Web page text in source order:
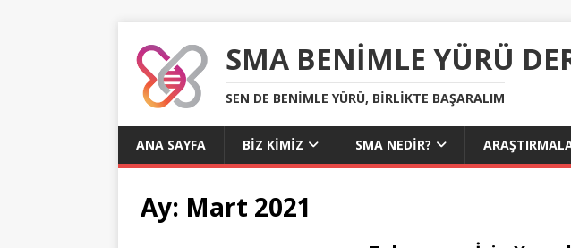
SMA BENIMLE YÜRÜ
SEN DE BENIMLE YÜRÜ, BIRLIKTE BAŞARALIM
ANA SAYFA BIZ KIMIZ SMA NEDIR?
Ay: Mart 2021